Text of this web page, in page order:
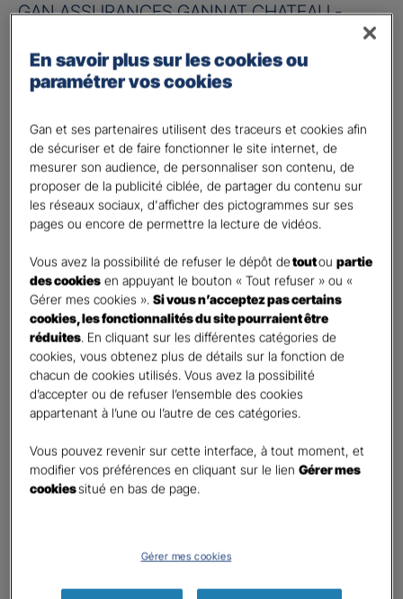
GAN ASSURANCES GANNAT CHATEAU -
Information sur votre besoin :
Quels sont vos besoins ?
Préparer ma retraite
Percevoir un complément de revenu régulier à la
retraite
Percevoir un capital
Etes-vous déjà titulaire d’un contrat Retraite ? *
Oui
Non
Quel est votre statut professionnel ? *
TNS (Travailleur non salarié)
Salarié
Autre
Le saviez-vous ?
En savoir plus sur les cookies ou
paramétrer vos cookies
Gan et ses partenaires utilisent des traceurs et cookies afin
de sécuriser et de faire fonctionner le site internet, de
mesurer son audience, de personnaliser son contenu, de
proposer de la publicité ciblée, de partager du contenu sur
les réseaux sociaux, d'afficher des pictogrammes sur ses
pages ou encore de permettre la lecture de vidéos.
Vous avez la possibilité de refuser le dépôt detoutoupartie
des cookies en appuyant le bouton « Tout refuser » ou «
Gérer mes cookies ».Si vous n’acceptez pas certains
cookies, les fonctionnalités du site pourraient être
réduites . En cliquant sur les différentes catégories de
cookies, vous obtenez plus de détails sur la fonction de
chacun de cookies utilisés. Vous avez la possibilité
d’accepter ou de refuser l’ensemble des cookies
appartenant à l’une ou l’autre de ces catégories.
Vous pouvez revenir sur cette interface, à tout moment, et
modifier vos préférences en cliquant sur le lienGérer mes
cookiessitué en bas de page.
Gérer mes cookies